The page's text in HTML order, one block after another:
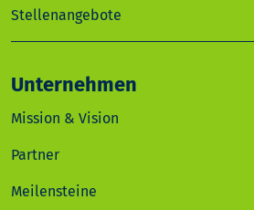
Stellenangebote
Unternehmen
Mission & Vision
Partner
Meilensteine